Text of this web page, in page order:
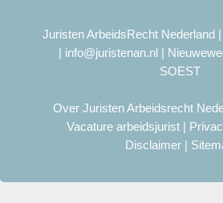
Juristen ArbeidsRecht Nederland
| info@juristenan.nl|
SOEST
Over Juristen Arbeidsrecht
Vacature arbeidsjurist |
Disclaimer |